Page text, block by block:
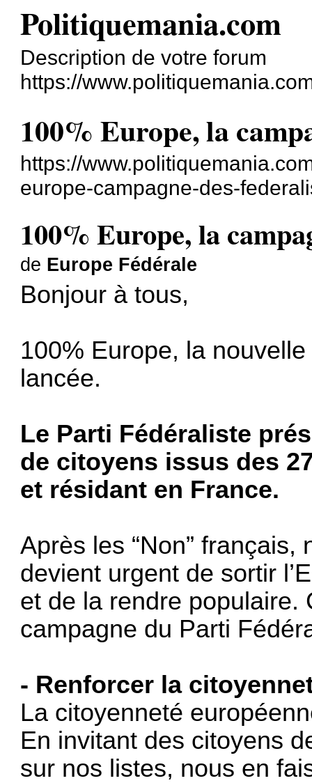
Politiquemania.com
Description de votre forum
https://
100% Europe, la
https://
europe-campagne-des-
100% Europe, la
de Europe Fédérale
Bonjour à tous,
100% Europe, la
lancée.
Le Parti Fédéraliste
de citoyens issus des
et résidant en France.
Après les “Non”
devient urgent de sortir
et de la rendre populaire.
campagne du Parti
- Renforcer la
La citoyenneté
En invitant des citoyens
sur nos listes, nous en